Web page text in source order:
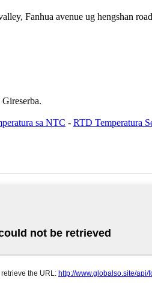
Fanhua avenue ug hengshan
sa NTC - RTD Temperatura